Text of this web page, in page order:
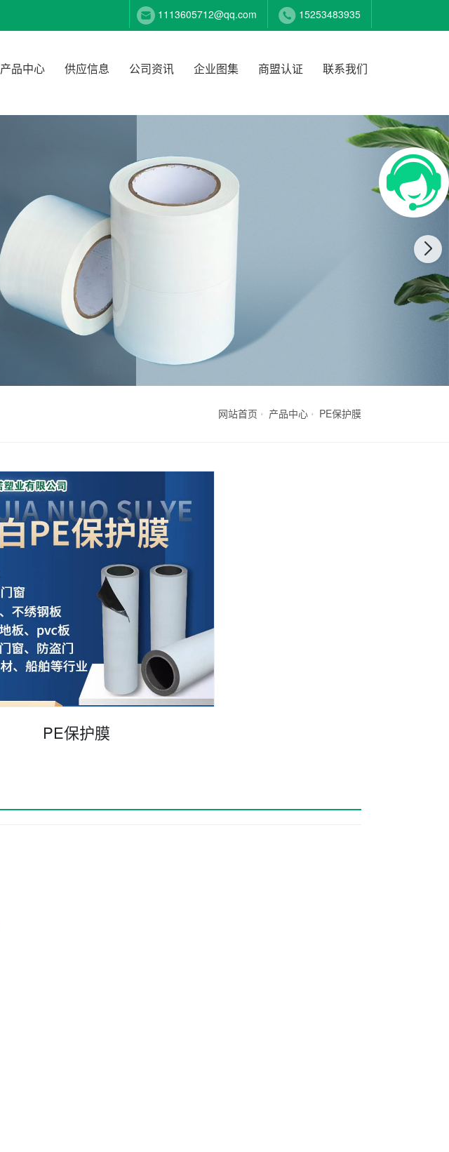
1113605712@qq.com 15253483935
产品中心 供应信息 公司资讯 企业图集 商盟认证 联系我们
网站首页 产品中心 PE保护膜
PE保护膜